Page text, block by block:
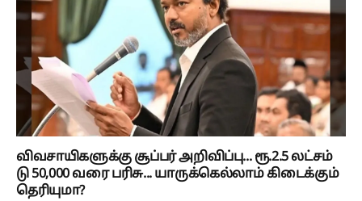
விவசாயிகளுக்கு சூப்பர் அறிவிப்பு... ரூ.2.5 லட்சம்
டு 50,000 வரை பரிசு... யாருக்கெல்லாம் கிடைக்கும்
தெரியுமா?